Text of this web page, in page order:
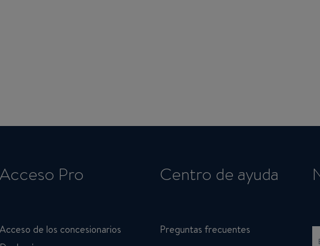
Acceso Pro
Acceso de los concesionarios
Centro de ayuda
Preguntas frecuentes